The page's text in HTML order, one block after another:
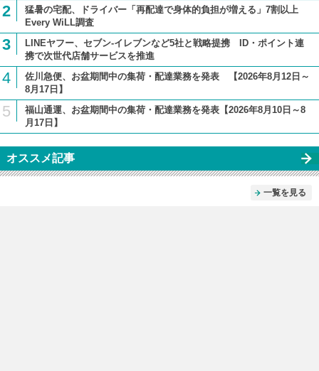
2
猛暑の宅配、ドライバー「再配達で身体的負担が増える」7割以上
Every WiLL調査
3
LINEヤフー、セブン-イレブンなど5社と戦略提携 ID・ポイント連
携で次世代店舗サービスを推進
4
佐川急便、お盆期間中の集荷・配達業務を発表 【2026年8月12日～
8月17日】
5
福山通運、お盆期間中の集荷・配達業務を発表【2026年8月10日～8
月17日】
オススメ記事
一覧を見る